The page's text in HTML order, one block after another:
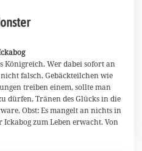
Königreich. Wer dabei sofort an
falsch. Gebäckteilchen wie
treiben einem, sollte man
dürfen, Tränen des Glücks in die
Obst: Es mangelt an nichts in
zum Leben erwacht. Von